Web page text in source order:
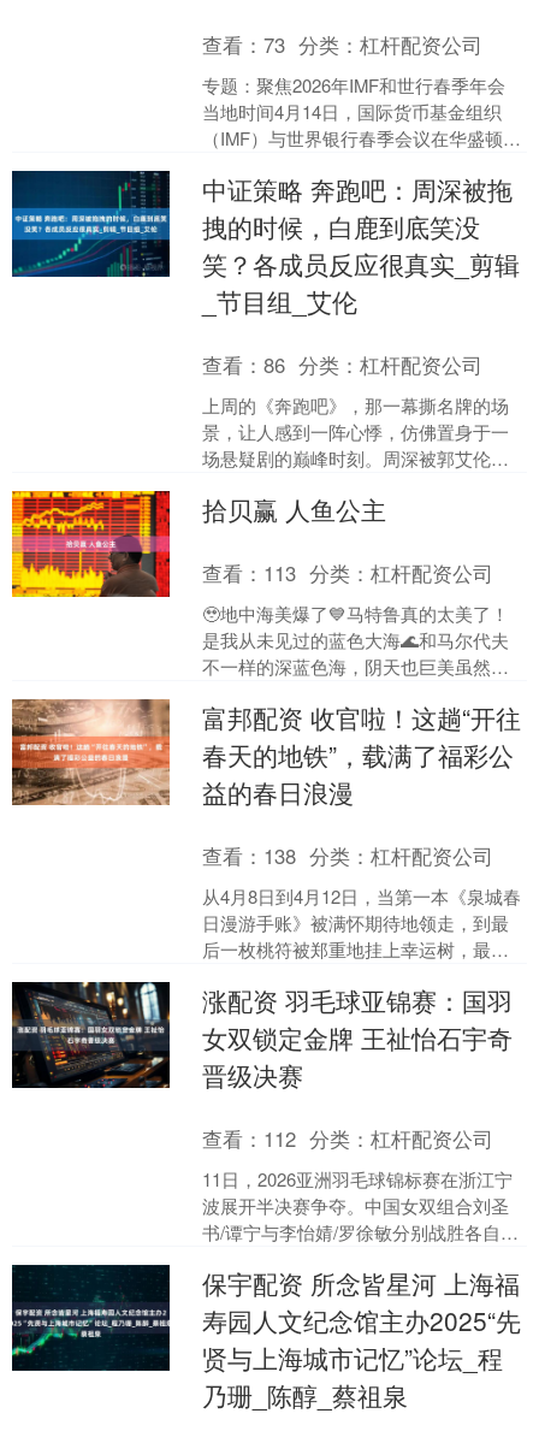
查看：73 分类：杠杆配资公司
专题：聚焦2026年IMF和世行春季年会
当地时间4月14日，国际货币基金组织
（IMF）与世界银行春季会议在华盛顿拉
裁格奥....
中证策略 奔跑吧：周深被拖
拽的时候，白鹿到底笑没
笑？各成员反应很真实_剪辑
_节目组_艾伦
查看：86 分类：杠杆配资公司
上周的《奔跑吧》，那一幕撕名牌的场
景，让人感到一阵心悸，仿佛置身于一
场悬疑剧的巅峰时刻。周深被郭艾伦一
了十几米，衣服不堪重负地....
拾贝赢 人鱼公主
查看： 113 分类：杠杆配资公司
🥹地中海美爆了💙马特鲁真的太美了！
是我从未见过的蓝色大海🌊和马尔代夫
不一样的深蓝色海，阴天也巨美虽然风
的人都蛮好的很淳朴价格....
富邦配资 收官啦！这趟“开往
春天的地铁”，载满了福彩公
益的春日浪漫
查看： 138 分类：杠杆配资公司
从4月8日到4月12日，当第一本《泉城春
日漫游手账》被满怀期待地领走，到最
后一枚桃符被郑重地挂上幸运树，最后
福开往春天的地铁....
涨配资 羽毛球亚锦赛：国羽
女双锁定金牌 王祉怡石宇奇
晋级决赛
查看： 112 分类：杠杆配资公司
11日，2026亚洲羽毛球锦标赛在浙江宁
波展开半决赛争夺。中国女双组合刘圣
书/谭宁与李怡婧/罗徐敏分别战胜各自对
队包揽本届亚锦....
保宇配资 所念皆星河 上海福
寿园人文纪念馆主办2025“先
贤与上海城市记忆”论坛_程
乃珊_陈醇_蔡祖泉